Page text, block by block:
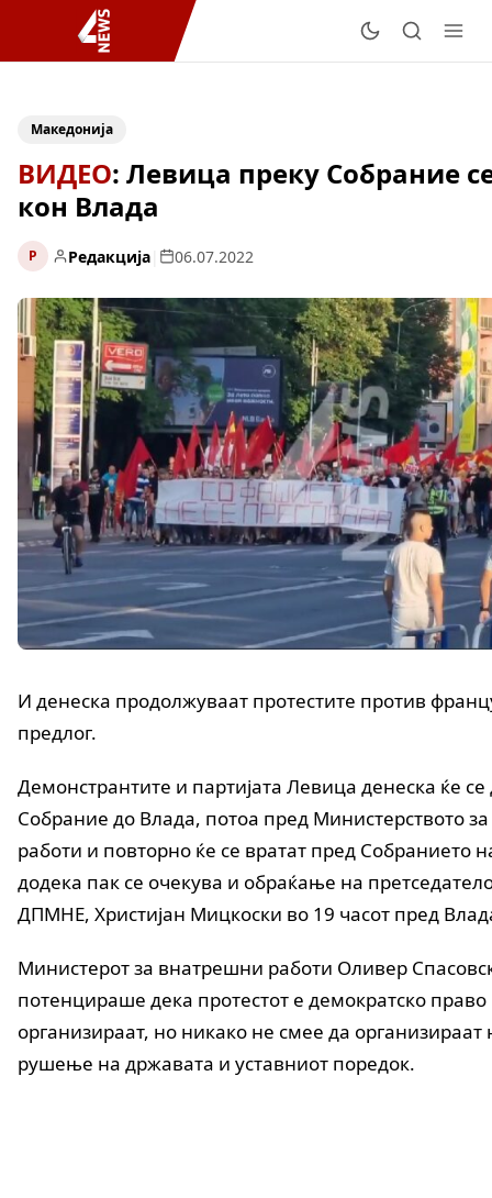
Македонија
ВИДЕО: Левица преку Собрание
кон Влада
Р Редакција 06.07.2022
И денеска продолжуваат протестите против
предлог.
Демонстрантите и партијата Левица денеска ќе
Собрание до Влада, потоа пред Министерството
работи и повторно ќе се вратат пред Собранието
додека пак се очекува и обраќање на
ДПМНЕ, Христијан Мицкоски во 19 часот пред
Министерот за внатрешни работи Оливер
потенцираше дека протестот е демократско
организираат, но никако не смее да организираат
рушење на државата и уставниот поредок.